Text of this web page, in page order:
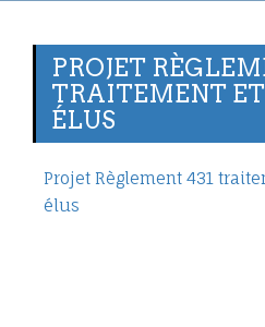
PROJET
TRAITEMENT
ÉLUS
Projet Règlement 431
élus